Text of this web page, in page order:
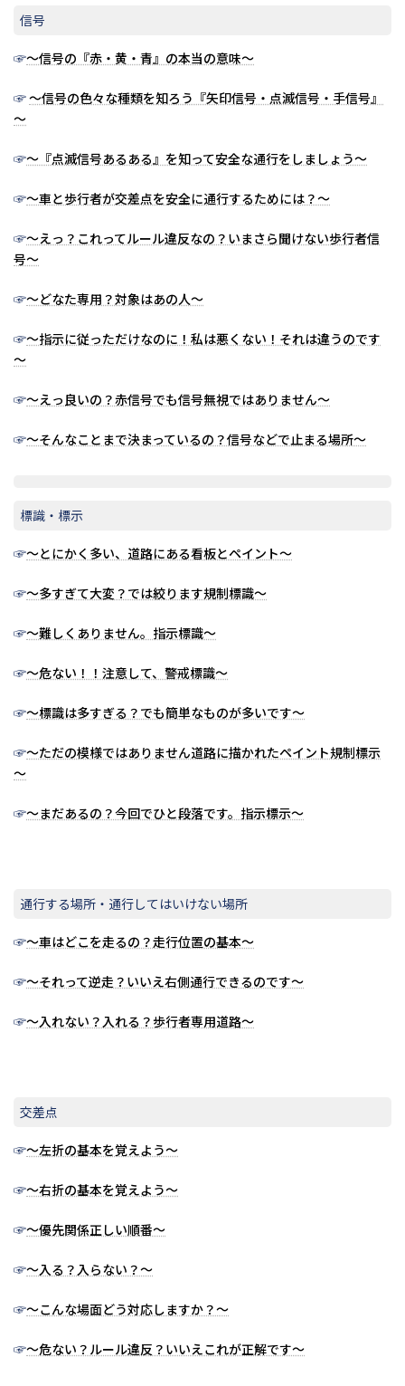
信号
☞～信号の『赤・黄・青』の本当の意味～
☞～信号の色々な種類を知ろう『矢印信号・点滅信号・手信号』
～
☞～『点滅信号あるある』を知って安全な通行をしましょう～
☞～車と歩行者が交差点を安全に通行するためには？～
☞～えっ？これってルール違反なの？いまさら聞けない歩行者信
号～
☞～どなた専用？対象はあの人～
☞～指示に従っただけなのに！私は悪くない！それは違うのです
～
☞～えっ良いの？赤信号でも信号無視ではありません～
☞～そんなことまで決まっているの？信号などで止まる場所～
標識・標示
☞～とにかく多い、道路にある看板とペイント～
☞～多すぎて大変？では絞ります規制標識～
☞～難しくありません。指示標識～
☞～危ない！！注意して、警戒標識～
☞～標識は多すぎる？でも簡単なものが多いです～
☞～ただの模様ではありません道路に描かれたペイント規制標示
～
☞～まだあるの？今回でひと段落です。指示標示～
通行する場所・通行してはいけない場所
☞～車はどこを走るの？走行位置の基本～
☞～それって逆走？いいえ右側通行できるのです～
☞～入れない？入れる？歩行者専用道路～
交差点
☞～左折の基本を覚えよう～
☞～右折の基本を覚えよう～
☞～優先関係正しい順番～
☞～入る？入らない？～
☞～こんな場面どう対応しますか？～
☞～危ない？ルール違反？いいえこれが正解です～